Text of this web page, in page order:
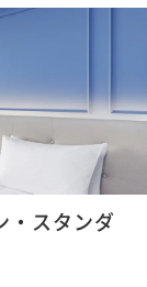
¥ 55,746 ~
OUT12:00
¥ 26,429 ~
・スタンダ